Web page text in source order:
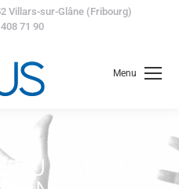
Villars-sur-Glâne (Fribourg)
71 90
Menu
DU CANAL